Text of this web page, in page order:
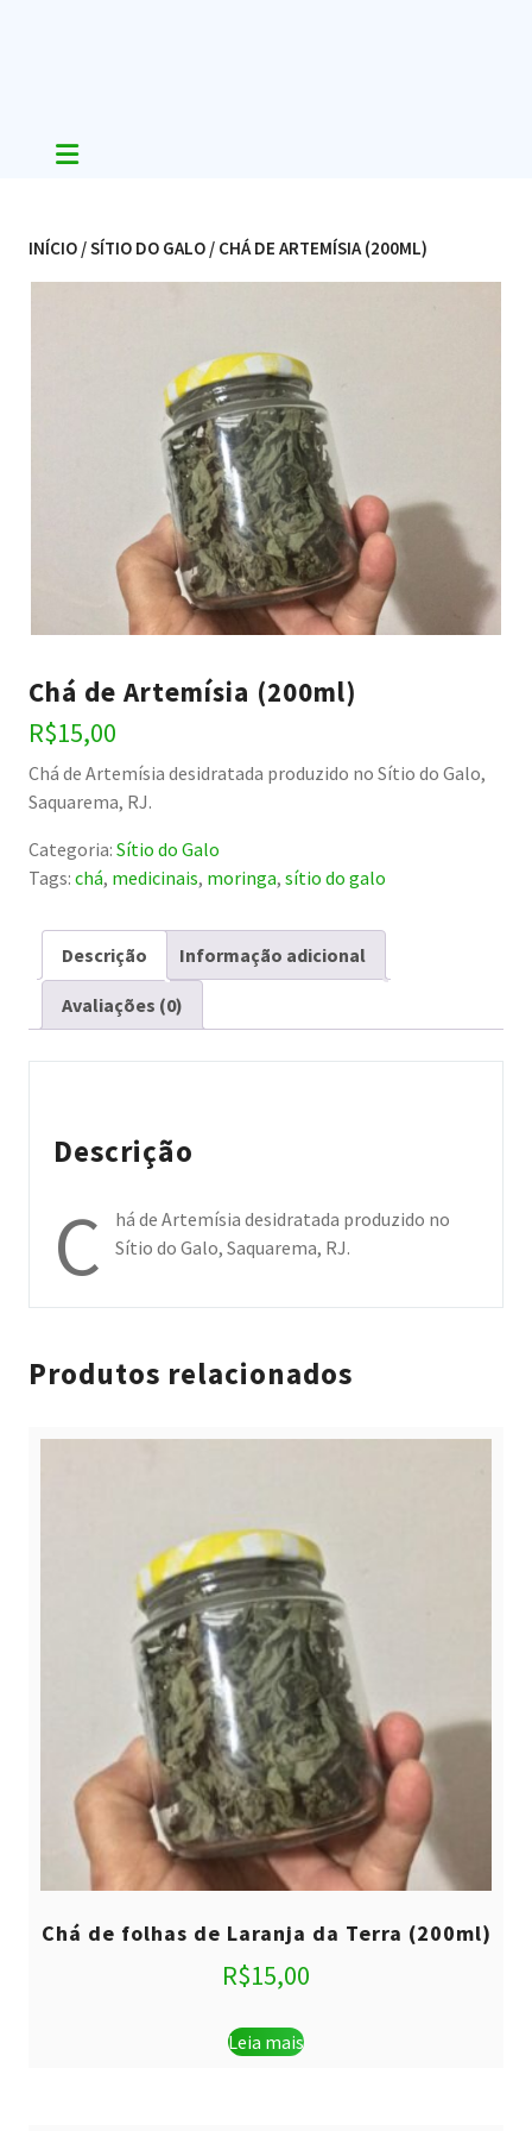
INÍCIO /SÍTIO DO GALO / CHÁ DE ARTEMÍSIA (200ML)
Chá de Artemísia (200ml)
R$15,00
Chá de Artemísia desidratada produzido no Sítio do Galo,
Saquarema, RJ.
Categoria: Sítio do Galo
Tags: chá, medicinais, moringa, sítio do galo
Descrição Informação adicional
Avaliações (0)
Descrição
C
há de Artemísia desidratada produzido no
Sítio do Galo, Saquarema, RJ.
Produtos relacionados
Chá de folhas de Laranja da Terra (200ml)
R$15,00
Leia mais